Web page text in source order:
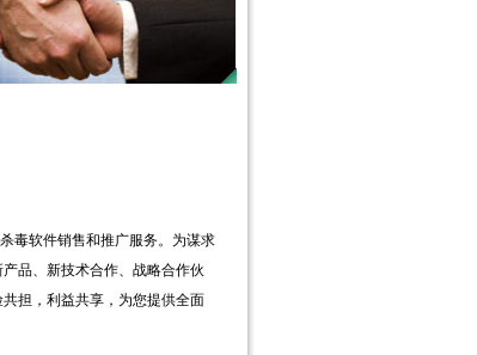
毒软件销售和推广服务。为谋求
品、新技术合作、战略合作伙
担，利益共享，为您提供全面